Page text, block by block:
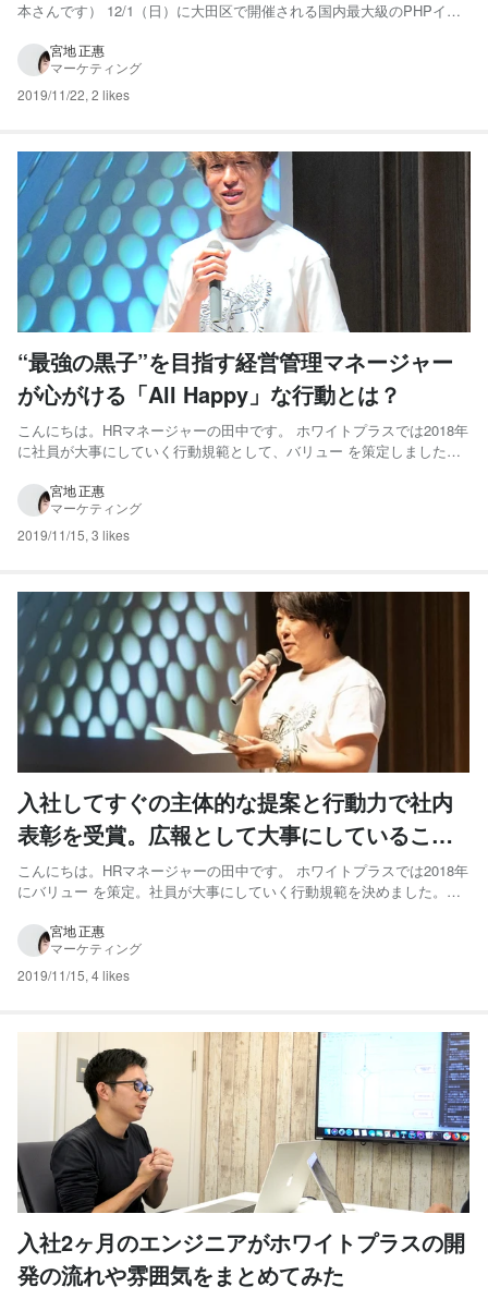
本さんです） 12/1（日）に大田区で開催される国内最大級のPHPイベ
のPHPカンファレンス、2000年から開始されて今年で20回目を数える
イベントとのことで、なんと世界で一番最初に...
宮地 正惠
マーケティング
2019/11/22, 2 likes
“最強の黒子”を目指す経営管理マネージャー
が心がける「All Happy」な行動とは？
こんにちは。HRマネージャーの田中です。 ホワイトプラスでは2018年
に社員が大事にしていく行動規範として、バリュー を策定しました。
ンバーを讃える「ホワイトプラス Value Awards」を実施し、表彰して
います。 今回は、前回の「気づいたらすぐ...
宮地 正惠
マーケティング
2019/11/15, 3 likes
入社してすぐの主体的な提案と行動力で社内
表彰を受賞。広報として大事にしていること
とは？
こんにちは。HRマネージャーの田中です。 ホワイトプラスでは2018年
にバリュー を策定。社員が大事にしていく行動規範を決めました。半
讃える「ホワイトプラス Value Awards」を実施し、社員を表彰してい
ます。 2019年上期は7月に行われた創...
宮地 正惠
マーケティング
2019/11/15, 4 likes
入社2ヶ月のエンジニアがホワイトプラスの開
発の流れや雰囲気をまとめてみた